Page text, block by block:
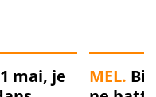
mai, je
MEL.